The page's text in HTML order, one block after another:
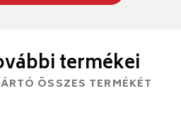
termékei
ÖSSZES TERMÉKÉT